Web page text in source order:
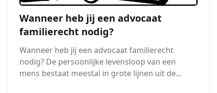
Wanneer heb jij een advocaat
familierecht nodig?
Wanneer heb jij een advocaat familierecht
nodig? De persoonlijke levensloop van een
mens bestaat meestal in grote lijnen uit de...